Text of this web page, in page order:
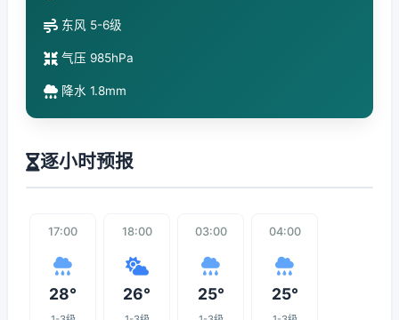
东风 5-6级
气压 985hPa
降水 1.8mm
逐小时预报
17:00
28°
18:00
26°
03:00
25°
04:00
25°